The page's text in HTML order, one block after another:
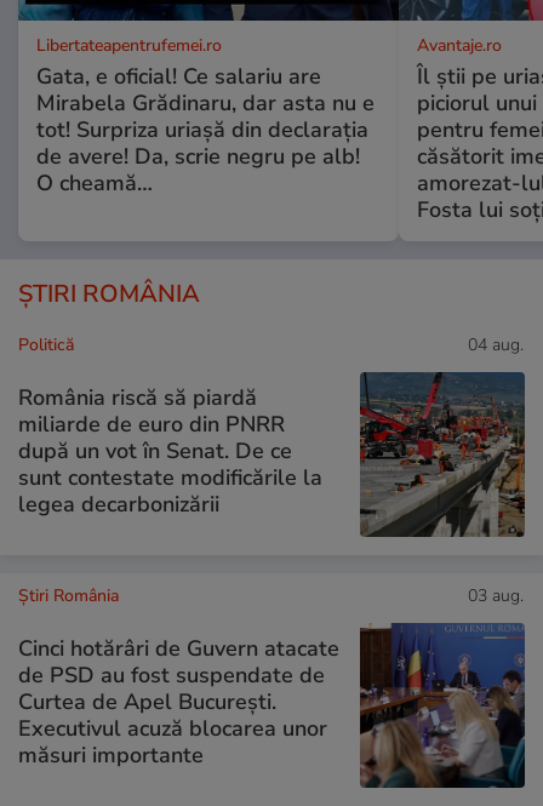
Libertateapentrufemei.ro
Gata, e oficial! Ce salariu are
Mirabela Grădinaru, dar asta nu e
tot! Surpriza uriașă din declarația
de avere! Da, scrie negru pe alb!
O cheamă…
Avantaje.ro
Îl știi pe
piciorul
pentru
căsătorit
amorezat-
Fosta lui
ȘTIRI ROMÂNIA
Politică 04 aug.
România riscă să piardă
miliarde de euro din PNRR
după un vot în Senat. De ce
sunt contestate modificările la
legea decarbonizării
Știri România 03 aug.
Cinci hotărâri de Guvern atacate
de PSD au fost suspendate de
Curtea de Apel București.
Executivul acuză blocarea unor
măsuri importante